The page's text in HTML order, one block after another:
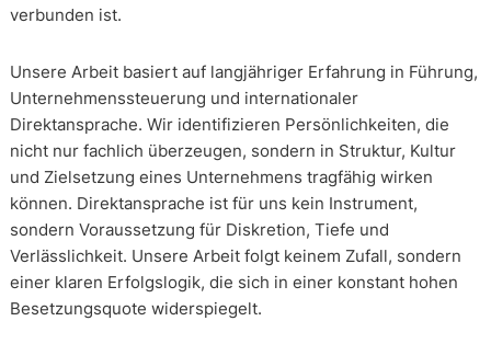
verbunden ist.
Unsere Arbeit basiert auf langjähriger Erfahrung in Führung,
Unternehmenssteuerung und internationaler
Direktansprache. Wir identifizieren Persönlichkeiten, die
nicht nur fachlich überzeugen, sondern in Struktur, Kultur
und Zielsetzung eines Unternehmens tragfähig wirken
können. Direktansprache ist für uns kein Instrument,
sondern Voraussetzung für Diskretion, Tiefe und
Verlässlichkeit. Unsere Arbeit folgt keinem Zufall, sondern
einer klaren Erfolgslogik, die sich in einer konstant hohen
Besetzungsquote widerspiegelt.